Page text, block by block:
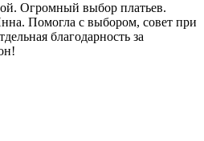
Огромный выбор платьев.
Помогла с выбором, совет при
благодарность за